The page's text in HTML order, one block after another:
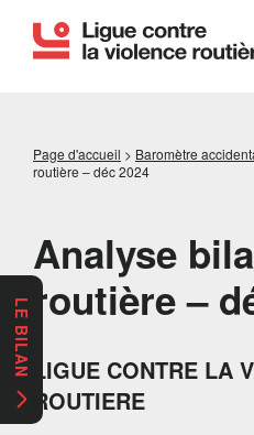
Page d'accueil > Baromètre
routière – déc 2024
Analyse
routière –
LIGUE CONTRE LA
ROUTIERE
LE BILAN